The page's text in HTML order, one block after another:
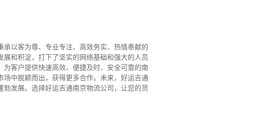
承以客为尊、专业专注、高效务实、热情奉献的
和积淀，打下了坚实的网络基础和强大的人员
客户提供快速高效、便捷及时、安全可靠的南
中脱颖而出，获得更多合作。 未来，好运吉通
发展。选择好运吉通南京物流公司，让您的货